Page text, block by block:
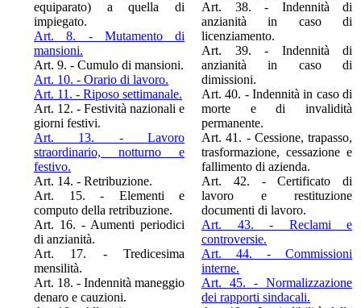
equiparato) a quella di
impiegato.
Art. 8. - Mutamento di
mansioni.
Art. 9. - Cumulo di mansioni.
Art. 10. - Orario di lavoro.
Art. 11. - Riposo settimanale.
Art. 12. - Festività nazionali e
giorni festivi.
Art. 13. - Lavoro
straordinario, notturno e
festivo.
Art. 14. - Retribuzione.
Art. 15. - Elementi e
computo della retribuzione.
Art. 16. - Aumenti periodici
di anzianità.
Art. 17. - Tredicesima
mensilità.
Art. 18. - Indennità maneggio
denaro e cauzioni.
Art. 38. - Indennità di
anzianità in caso di
licenziamento.
Art. 39. - Indennità di
anzianità in caso di
dimissioni.
Art. 40. - Indennità in caso di
morte e di invalidità
permanente.
Art. 41. - Cessione, trapasso,
trasformazione, cessazione e
fallimento di azienda.
Art. 42. - Certificato di
lavoro e restituzione
documenti di lavoro.
Art. 43. - Reclami e
controversie.
Art. 44. - Commissioni
interne.
Art. 45. - Normalizzazione
dei rapporti sindacali.